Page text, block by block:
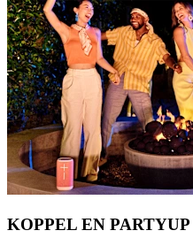
KOPPEL EN PARTYUP